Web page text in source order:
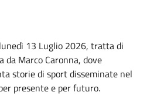
13 Luglio 2026, tratta di
Marco Caronna, dove
storie di sport disseminate nel
presente e per futuro.